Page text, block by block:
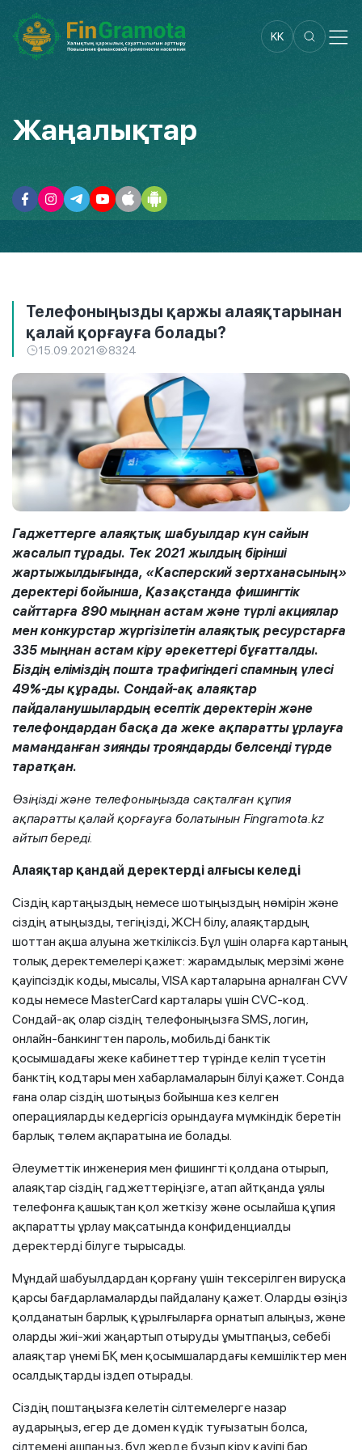
KK
Жаңалықтар
Телефоныңызды қаржы алаяқтарынан
қалай қорғауға болады?
15.09.2021 8324
Гаджеттерге алаяқтық шабуылдар күн сайын
жасалып тұрады. Тек 2021 жылдың бірінші
жартыжылдығында, «Касперский зертханасының»
деректері бойынша, Қазақстанда фишингтік
сайттарға 890 мыңнан астам және түрлі акциялар
мен конкурстар жүргізілетін алаяқтық ресурстарға
335 мыңнан астам кіру әрекеттері бұғатталды.
Біздің еліміздің пошта трафигіндегі спамның үлесі
49%-ды құрады. Сондай-ақ алаяқтар
пайдаланушылардың есептік деректерін және
телефондардан басқа да жеке ақпаратты ұрлауға
маманданған зиянды трояндарды белсенді түрде
таратқан.
Өзіңізді және телефоныңызда сақталған құпия
ақпаратты қалай қорғауға болатынын Fingramota.kz
айтып береді.
Алаяқтар қандай деректерді алғысы келеді
Сіздің картаңыздың немесе шотыңыздың нөмірін және
сіздің атыңызды, тегіңізді, ЖСН білу, алаяқтардың
шоттан ақша алуына жеткіліксіз. Бұл үшін оларға картаның
толық деректемелері қажет: жарамдылық мерзімі және
қауіпсіздік коды, мысалы, VISA карталарына арналған CVV
коды немесе MasterCard карталары үшін CVC-код.
Сондай-ақ олар сіздің телефоныңызға SMS, логин,
онлайн-банкингтен пароль, мобильді банктік
қосымшадағы жеке кабинеттер түрінде келіп түсетін
банктің кодтары мен хабарламаларын білуі қажет. Сонда
ғана олар сіздің шотыңыз бойынша кез келген
операцияларды кедергісіз орындауға мүмкіндік беретін
барлық төлем ақпаратына ие болады.
Әлеуметтік инженерия мен фишингті қолдана отырып,
алаяқтар сіздің гаджеттеріңізге, атап айтқанда ұялы
телефонға қашықтан қол жеткізу және осылайша құпия
ақпаратты ұрлау мақсатында конфиденциалды
деректерді білуге тырысады.
Мұндай шабуылдардан қорғану үшін тексерілген вирусқа
қарсы бағдарламаларды пайдалану қажет. Оларды өзіңіз
қолданатын барлық құрылғыларға орнатып алыңыз, және
оларды жиі-жиі жаңартып отыруды ұмытпаңыз, себебі
алаяқтар үнемі БҚ мен қосымшалардағы кемшіліктер мен
осалдықтарды іздеп отырады.
Сіздің поштаңызға келетін сілтемелерге назар
аударыңыз, егер де домен күдік туғызатын болса,
сілтемені ашпаңыз, бұл жерде бұзып кіру қауіпі бар.